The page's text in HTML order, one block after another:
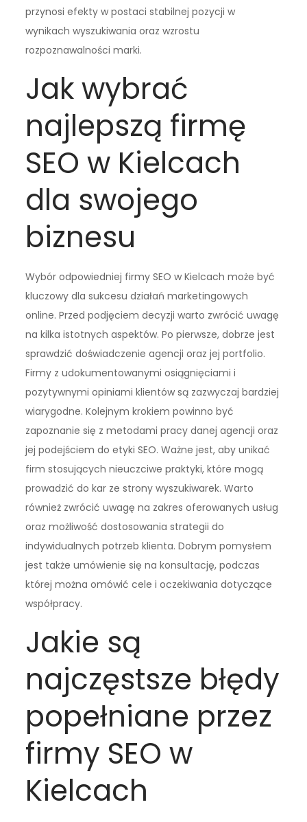
przynosi efekty w postaci stabilnej pozycji w
wynikach wyszukiwania oraz wzrostu
rozpoznawalności marki.
Jak wybrać
najlepszą firmę
SEO w Kielcach
dla swojego
biznesu
Wybór odpowiedniej firmy SEO w Kielcach może być
kluczowy dla sukcesu działań marketingowych
online. Przed podjęciem decyzji warto zwrócić uwagę
na kilka istotnych aspektów. Po pierwsze, dobrze jest
sprawdzić doświadczenie agencji oraz jej portfolio.
Firmy z udokumentowanymi osiągnięciami i
pozytywnymi opiniami klientów są zazwyczaj bardziej
wiarygodne. Kolejnym krokiem powinno być
zapoznanie się z metodami pracy danej agencji oraz
jej podejściem do etyki SEO. Ważne jest, aby unikać
firm stosujących nieuczciwe praktyki, które mogą
prowadzić do kar ze strony wyszukiwarek. Warto
również zwrócić uwagę na zakres oferowanych usług
oraz możliwość dostosowania strategii do
indywidualnych potrzeb klienta. Dobrym pomysłem
jest także umówienie się na konsultację, podczas
której można omówić cele i oczekiwania dotyczące
współpracy.
Jakie są
najczęstsze błędy
popełniane przez
firmy SEO w
Kielcach